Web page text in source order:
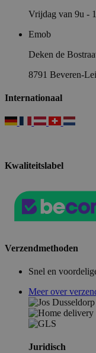
Vrijdag van 9u -
Emob
Deken de
8791 Beveren-
Internationaal
Kwaliteitslabel
Verzendmethoden
Snel en
Meer over
Juridisch